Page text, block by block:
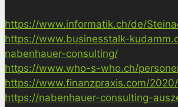
https://www.informatik.ch/de/
https://www.businesstalk-
nabenhauer-consulting/
https://www.who-s-who.ch/
https://www.finanzpraxis.com/
https://nabenhauer-consulting-